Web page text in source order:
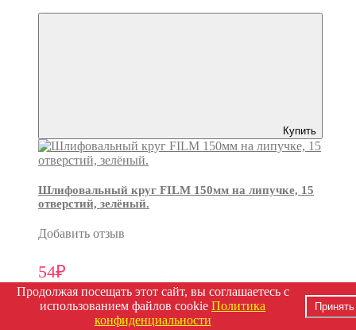
Купить
Шлифовальный круг FILM 150мм на липучке, 15
отверстий, зелёный.
Добавить отзыв
54₽
Продолжая посещать этот сайт, вы соглашаетесь с
использованием файлов cookie Политика
конфиденциальности
Принять